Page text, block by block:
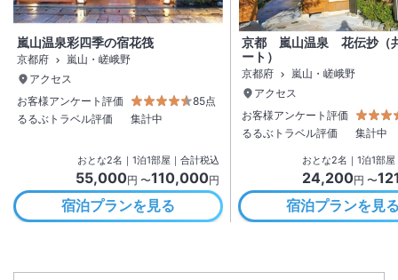
嵐山温泉彩四季の宿花筏
京都府
嵐山・嵯峨野
アクセス
お客様アンケート評価
85点
るるぶトラベル評価
集計中
おとな2名 ｜ 1泊1部屋｜合計税込
55,000円 〜110,000円
宿泊プランを見る
京都 嵐山温泉 花伝抄（
ート）
京都府
嵐山・嵯峨野
アクセス
お客様アンケート評価
るるぶトラベル評価
集計中
おとな2名 ｜ 1泊1部屋
24,200円 〜
宿泊プランを見